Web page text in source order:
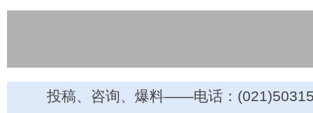
投稿、咨询、爆料——电话：